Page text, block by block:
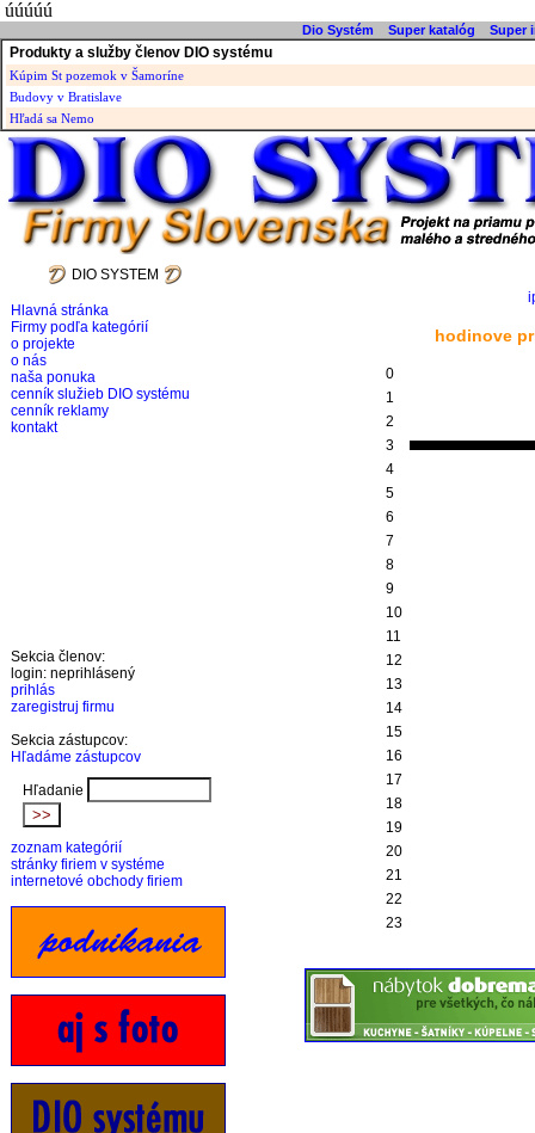
úúúúú
Dio Systém Super katalóg Super
Produkty a služby členov DIO systému
Kúpim St pozemok v Šamoríne
Budovy v Bratislave
Hľadá sa Nemo
DIO SYSTEM
Hlavná stránka
Firmy podľa kategórií
o projekte
o nás
naša ponuka
cenník služieb DIO systému
cenník reklamy
kontakt
Sekcia členov:
login: neprihlásený
prihlás
zaregistruj firmu
Sekcia zástupcov:
Hľadáme zástupcov
Hľadanie
zoznam kategórií
stránky firiem v systéme
internetové obchody firiem
hodinove
0
1
2
3
4
5
6
7
8
9
10
11
12
13
14
15
16
17
18
19
20
21
22
23